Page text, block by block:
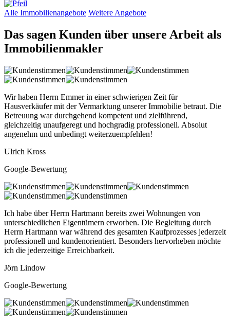
Alle Immobilienangebote Weitere Angebote
Das sagen Kunden über unsere Arbeit als
Immobilienmakler
Wir haben Herrn Emmer in einer schwierigen Zeit für
Hausverkäufer mit der Vermarktung unserer Immobilie betraut. Die
Betreuung war durchgehend kompetent und zielführend,
gleichzeitig unaufgeregt und hochgradig professionell. Absolut
angenehm und unbedingt weiterzuempfehlen!
Ulrich Kross
Google-Bewertung
Ich habe über Herrn Hartmann bereits zwei Wohnungen von
unterschiedlichen Eigentümern erworben. Die Begleitung durch
Herrn Hartmann war während des gesamten Kaufprozesses jederzeit
professionell und kundenorientiert. Besonders hervorheben möchte
ich die jederzeitige Erreichbarkeit.
Jörn Lindow
Google-Bewertung